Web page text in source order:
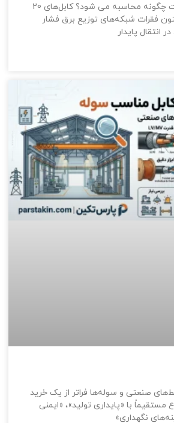
قیمت کابل 20 کیلوولت چگونه محاسبه می شود؟ کابل‌های 20
فقرات شبکه‌های توزیع برق فشار
پایدار
صنعتی و سوله‌ها فراتر از یک خرید
با «پایداری تولید»، «ایمنی
نگهداری»